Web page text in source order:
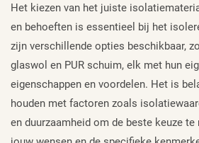
Het kiezen van het juiste
en behoeften is essentieel bij het
zijn verschillende opties beschikbaar,
glaswol en PUR schuim, elk met hun
eigenschappen en voordelen. Het is
houden met factoren zoals
en duurzaamheid om de beste keuze